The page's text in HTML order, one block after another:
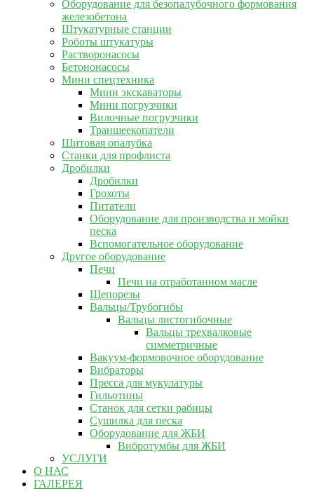
Оборудование для безопалубочного формования
железобетона
Штукатурные станции
Роботы штукатуры
Растворонасосы
Бетононасосы
Мини спецтехника
Мини экскаваторы
Мини погрузчики
Вилочные погрузчики
Траншеекопатели
Щитовая опалубка
Станки для профлиста
Дробилки
Дробилки
Грохоты
Питатели
Оборудование для производства и мойки
песка
Вспомогательное оборудование
Другое оборудование
Печи
Печи на отработанном масле
Щепорезы
Вальцы/Трубогибы
Вальцы листогибочные
Вальцы трехвалковые
симметричные
Вакуум-формовочное оборудование
Вибраторы
Пресса для мукулатуры
Гильотины
Станок для сетки рабицы
Сушилка для песка
Оборудование для ЖБИ
Вибротумбы для ЖБИ
УСЛУГИ
О НАС
ГАЛЕРЕЯ